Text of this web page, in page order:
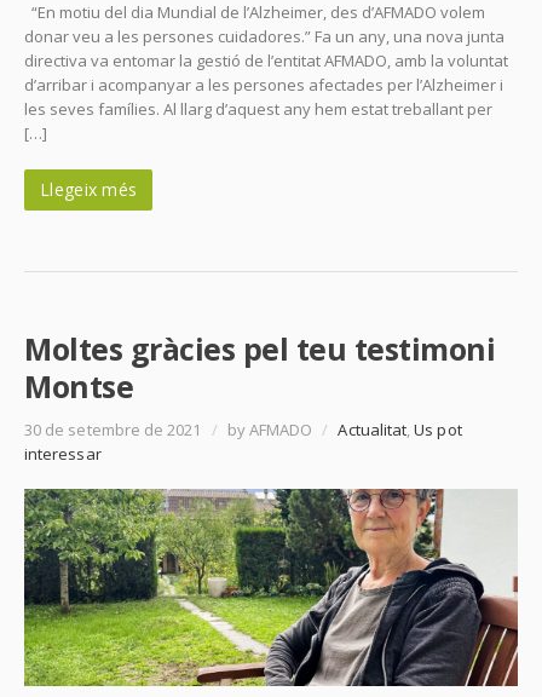
“En motiu del dia Mundial de l’Alzheimer, des d’AFMADO volem
donar veu a les persones cuidadores.” Fa un any, una nova junta
directiva va entomar la gestió de l’entitat AFMADO, amb la voluntat
d’arribar i acompanyar a les persones afectades per l’Alzheimer i
les seves famílies. Al llarg d’aquest any hem estat treballant per
[…]
Llegeix més
Moltes gràcies pel teu testimoni
Montse
30 de setembre de 2021 / by AFMADO / Actualitat,Us pot
interessar